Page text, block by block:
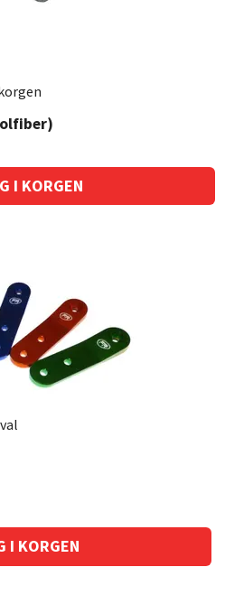
I KORGEN